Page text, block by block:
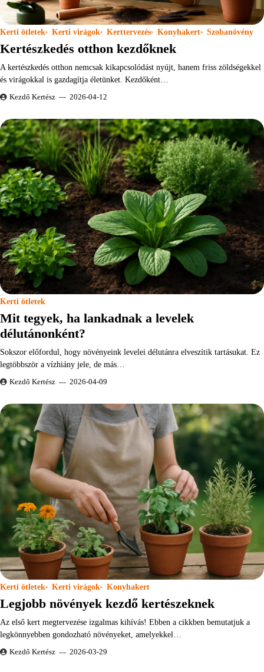
Kerti ötletek Kerti virágok Kerttervezés Konyhakert Szobanövény
Kertészkedés otthon kezdőknek
A kertészkedés otthon nemcsak kikapcsolódást nyújt, hanem friss zöldségekkel
és virágokkal is gazdagítja életünket. Kezdőként…
Kezdő Kertész 2026-04-12
Kerti ötletek
Mit tegyek, ha lankadnak a levelek
délutánonként?
Sokszor előfordul, hogy növényeink levelei délutánra elveszítik tartásukat. Ez
legtöbbször a vízhiány jele, de más…
Kezdő Kertész 2026-04-09
Kerti ötletek Kerti virágok Konyhakert
Legjobb növények kezdő kertészeknek
Az első kert megtervezése izgalmas kihívás! Ebben a cikkben bemutatjuk a
legkönnyebben gondozható növényeket, amelyekkel…
Kezdő Kertész 2026-03-29